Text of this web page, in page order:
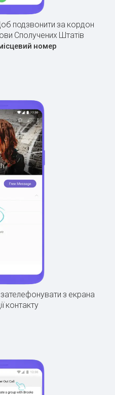
подзвонити за кордон
Сполучених Штатів
номер
з екрана
контакту